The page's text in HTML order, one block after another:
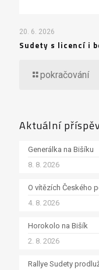
20. 6. 2026
Sudety s licencí i
pokračování
Aktuální
Generálka na Bišíku
8. 8. 2026
O vítězích Českého
4. 8. 2026
Horokolo na Bišík
2. 8. 2026
Rallye Sudety